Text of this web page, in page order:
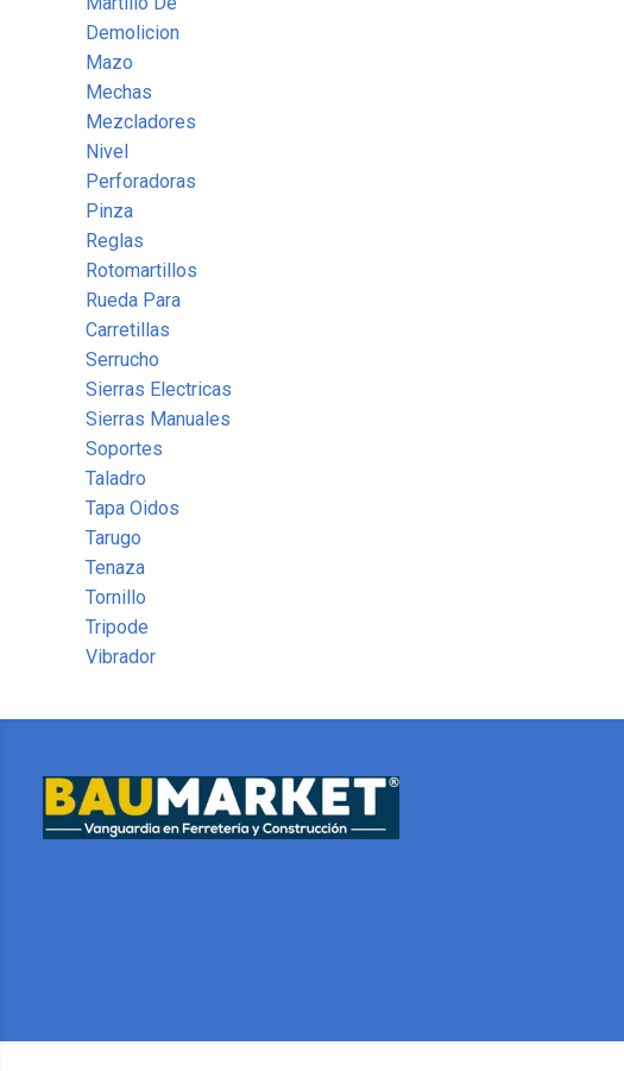
Demolicion
Mazo
Mechas
Mezcladores
Nivel
Perforadoras
Pinza
Reglas
Rotomartillos
Rueda Para
Carretillas
Serrucho
Sierras Electricas
Sierras Manuales
Soportes
Taladro
Tapa Oidos
Tarugo
Tenaza
Tornillo
Tripode
Vibrador